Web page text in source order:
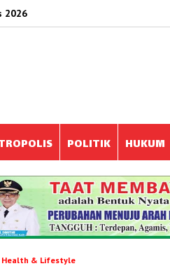
2026
POLITIK HUKUM
Health & Lifestyle